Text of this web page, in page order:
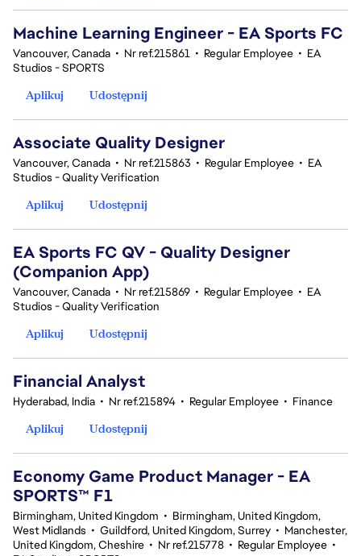
Machine Learning Engineer - EA Sports FC
Vancouver, Canada • Nr ref.215861 • Regular Employee • EA
Studios - SPORTS
Aplikuj
Udostępnij
Associate Quality Designer
Vancouver, Canada • Nr ref.215863 • Regular Employee • EA
Studios - Quality Verification
Aplikuj
Udostępnij
EA Sports FC QV - Quality Designer
(Companion App)
Vancouver, Canada • Nr ref.215869 • Regular Employee • EA
Studios - Quality Verification
Aplikuj
Udostępnij
Financial Analyst
Hyderabad, India • Nr ref.215894 • Regular Employee • Finance
Aplikuj
Udostępnij
Economy Game Product Manager - EA
SPORTS™ F1
Birmingham, United Kingdom • Birmingham, United Kingdom,
West Midlands • Guildford, United Kingdom, Surrey • Manchester,
United Kingdom, Cheshire • Nr ref.215778 • Regular Employee •